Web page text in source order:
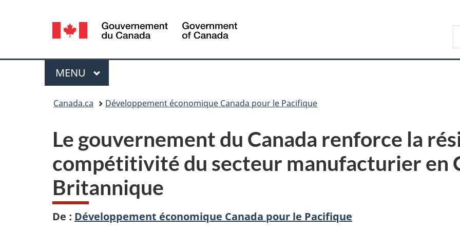
sujet
HTML
Sélection
de
la
langue
Canada
Menu
MENU PRINCIPAL
Canada.ca Développement économique Canada pour le Pacifique
Le gouvernement du Canada renforce la
compétitivité du secteur manufacturier en
Britannique
De : Développement économique Canada pour le Pacifique